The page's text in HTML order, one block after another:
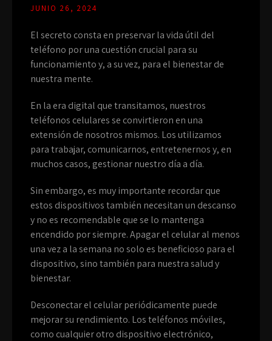
JUNIO 26, 2024
El secreto consta en preservar la vida útil del
teléfono por una cuestión crucial para su
funcionamiento y, a su vez, para el bienestar de
nuestra mente.
En la era digital que transitamos, nuestros
teléfonos celulares se convirtieron en una
extensión de nosotros mismos. Los utilizamos
para trabajar, comunicarnos, entretenernos y, en
muchos casos, gestionar nuestro día a día.
Sin embargo, es muy importante recordar que
estos dispositivos también necesitan un descanso
y no es recomendable que se lo mantenga
encendido por siempre. Apagar el celular al menos
una vez a la semana no solo es beneficioso para el
dispositivo, sino también para nuestra salud y
bienestar.
Desconectar el celular periódicamente puede
mejorar su rendimiento. Los teléfonos móviles,
como cualquier otro dispositivo electrónico,